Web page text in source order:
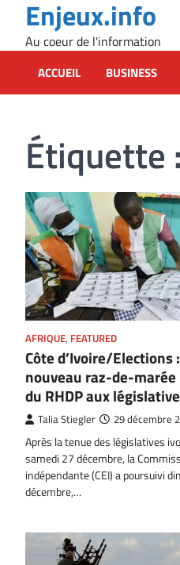
content
Enjeux.info
Au coeur de l'information
ACCUEIL BUSINESS
Étiquette :
AFRIQUE, FEATURED
Côte d’Ivoire/Elections
nouveau raz-de-
du RHDP aux
Talia Stiegler 29 décembre
Après la tenue des législatives
samedi 27 décembre, la
indépendante (CEI) a poursuivi
décembre,…